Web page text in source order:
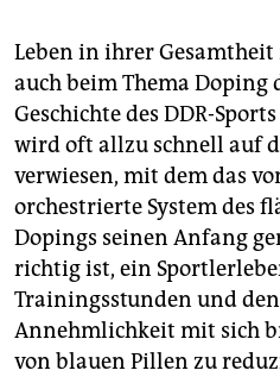
Leben in ihrer
auch beim Thema Doping
Geschichte des DDR-
wird oft allzu schnell auf
verwiesen, mit dem das
orchestrierte System des
Dopings seinen Anfang
richtig ist, ein
Trainingsstunden und
Annehmlichkeit mit sich
von blauen Pillen zu